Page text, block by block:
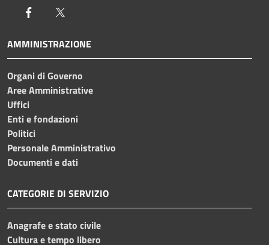
Facebook
AMMINISTRAZIONE
Organi di Governo
Aree Amministrative
Uffici
Enti e fondazioni
Politici
Personale Amministrativo
Documenti e dati
CATEGORIE DI SERVIZIO
Anagrafe e stato civile
Cultura e tempo libero